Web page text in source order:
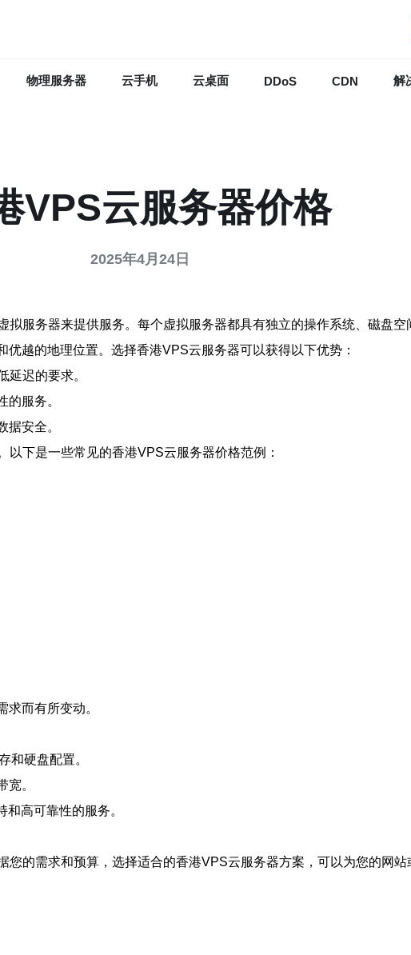
物理服务器 云手机 云桌面 DDoS CDN 解
VPS云服务器价格
2025年4月24日
服务器来提供服务。每个虚拟服务器都具有独立的操作系统、磁盘空
越的地理位置。选择香港VPS云服务器可以获得以下优势：
延迟的要求。
服务。
安全。
下是一些常见的香港VPS云服务器价格范例：
而有所变动。
和硬盘配置。
。
高可靠性的服务。
的需求和预算，选择适合的香港VPS云服务器方案，可以为您的网站